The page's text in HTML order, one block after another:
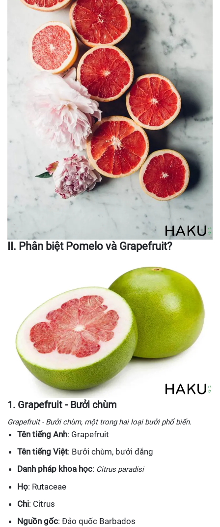
II. Phân biệt Pomelo và Grapefruit?
1. Grapefruit - Bưởi chùm
Grapefruit - Bưởi chùm, một trong hai loại bưởi phổ biến.
Tên tiếng Anh: Grapefruit
Tên tiếng Việt: Bưởi chùm, bưởi đắng
Danh pháp khoa học: Citrus paradisi
Họ: Rutaceae
Chi: Citrus
Nguồn gốc: Đảo quốc Barbados